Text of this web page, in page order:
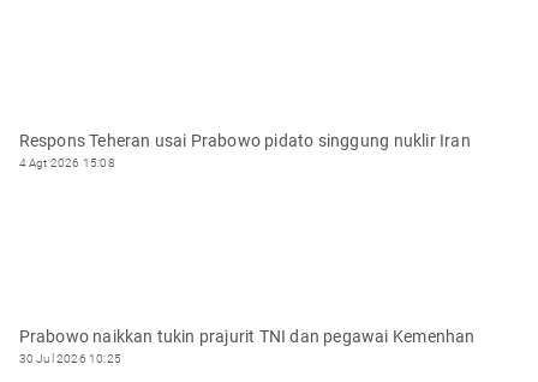
Respons Teheran usai Prabowo pidato singgung nuklir Iran
4 Agt 2026 15:08
Prabowo naikkan tukin prajurit TNI dan pegawai Kemenhan
30 Jul 2026 10:25